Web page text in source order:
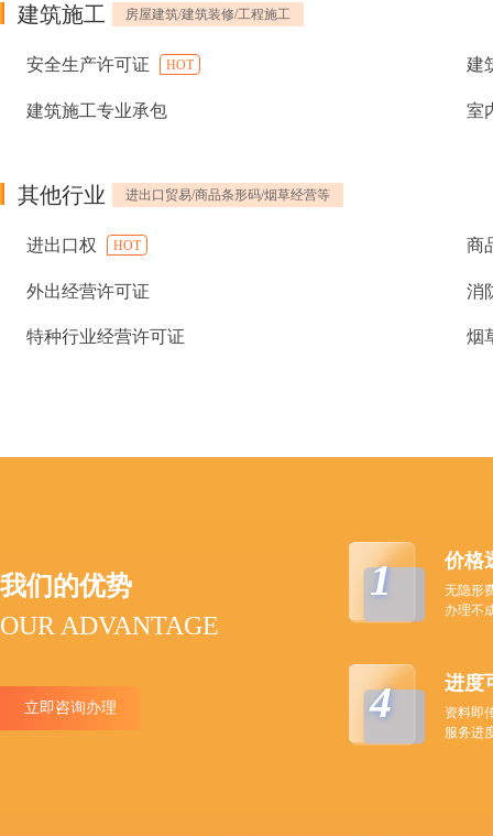
建筑施工 房屋建筑/建筑装修/工程施工
安全生产许可证 HOT 建
建筑施工专业承包 室
其他行业 进出口贸易/商品条形码/烟草经营等
进出口权 HOT 商
外出经营许可证 消
特种行业经营许可证 烟
我们的优势
OUR ADVANTAGE
立即咨询办理
1 价格
无隐形
办理不
4 进度
资料即
服务进